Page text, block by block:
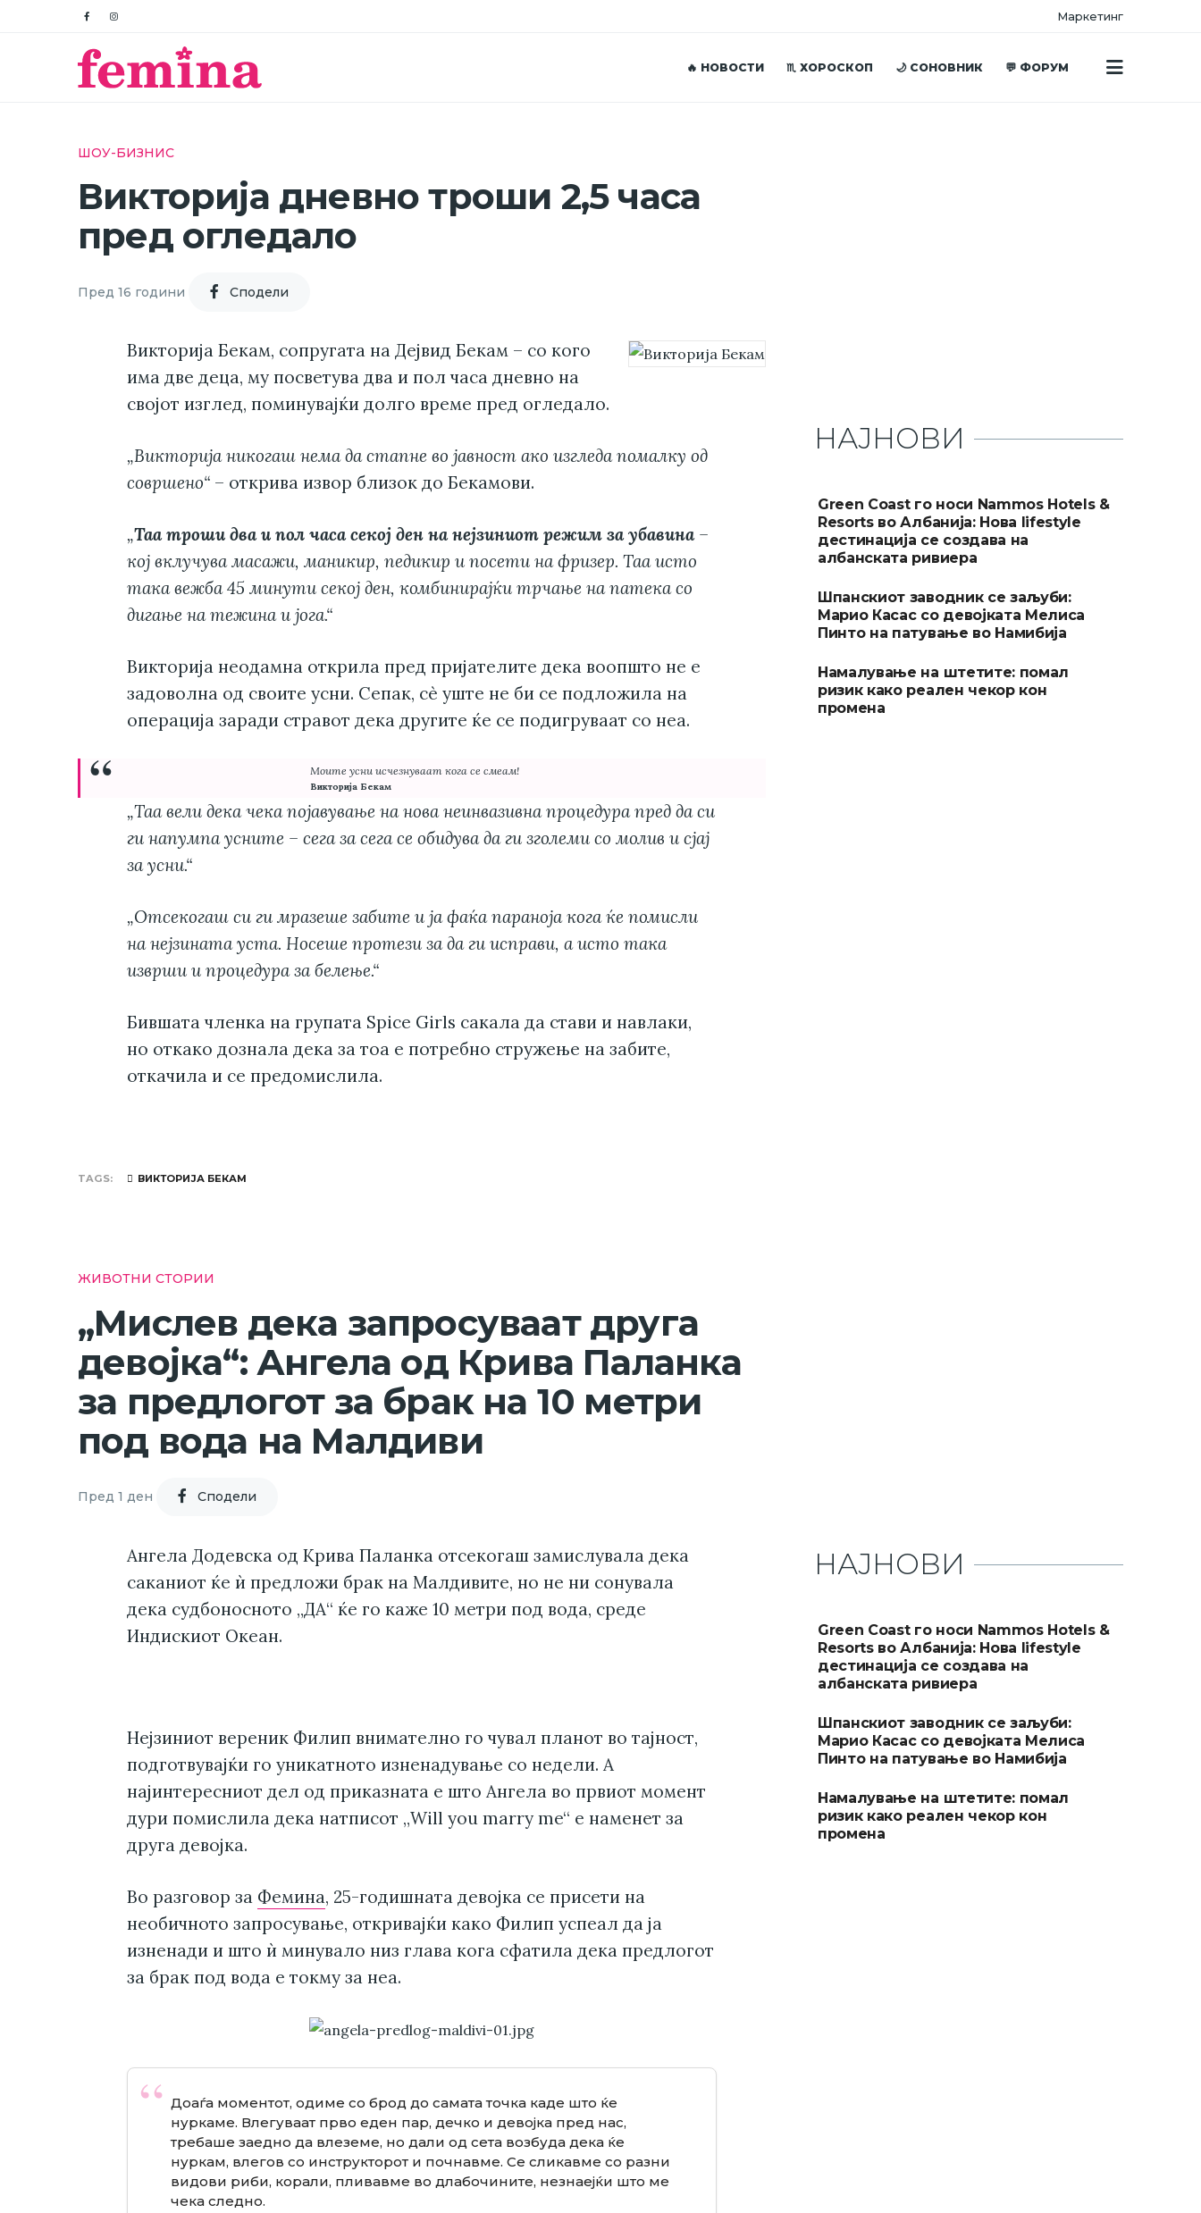
Маркетинг
🔥 НОВОСТИ ♏ ХОРОСКОП 🌙 СОНОВНИК 💬 ФОРУМ
ШОУ-БИЗНИС
Викторија дневно троши 2,5 часа
пред огледало
Пред 16 години Cподели
Викторија Бекам, сопругата на Дејвид Бекам – со кого
има две деца, му посветува два и пол часа дневно на
својот изглед, поминувајќи долго време пред огледало.
„Викторија никогаш нема да стапне во јавност ако изгледа помалку од
совршено“ – открива извор близок до Бекамови.
„Таа троши два и пол часа секој ден на нејзиниот режим за убавина–
кој вклучува масажи, маникир, педикир и посети на фризер. Таа исто
така вежба 45 минути секој ден, комбинирајќи трчање на патека со
дигање на тежина и јога.“
Викторија неодамна открила пред пријателите дека воопшто не е
задоволна од своите усни. Сепак, сè уште не би се подложила на
операција заради стравот дека другите ќе се подигруваат со неа.
“ Моите усни исчезнуваат кога се смеам!
Викторија Бекам
„Таа вели дека чека појавување на нова неинвазивна процедура пред да си
ги напумпа усните – сега за сега се обидува да ги зголеми со молив и сјај
за усни.“
„Отсекогаш си ги мразеше забите и ја фаќа параноја кога ќе помисли
на нејзината уста. Носеше протези за да ги исправи, а исто така
изврши и процедура за белење.“
Бившата членка на групата Spice Girls сакала да стави и навлаки,
но откако дознала дека за тоа е потребно стружење на забите,
откачила и се предомислила.
TAGS ВИКТОРИЈА БЕКАМ
НАЈНОВИ
Green Coast го носи Nammos Hotels &
Resorts во Албанија: Нова lifestyle
дестинација се создава на
албанската ривиера
Шпанскиот заводник се заљуби:
Марио Касас со девојката Мелиса
Пинто на патување во Намибија
Намалување на штетите: помал
ризик како реален чекор кон
промена
ЖИВОТНИ СТОРИИ
„Мислев дека запросуваат друга
девојка“: Ангела од Крива Паланка
за предлогот за брак на 10 метри
под вода на Малдиви
Пред 1 ден Cподели
Ангела Додевска од Крива Паланка отсекогаш замислувала дека
саканиот ќе ѝ предложи брак на Малдивите, но не ни сонувала
дека судбоносното „ДА“ ќе го каже 10 метри под вода, среде
Индискиот Океан.
Нејзиниот вереник Филип внимателно го чувал планот во тајност,
подготвувајќи го уникатното изненадување со недели. А
најинтересниот дел од приказната е што Ангела во првиот момент
дури помислила дека натписот „Will you marry me“ е наменет за
друга девојка.
Во разговор за Фемина, 25-годишната девојка се присети на
необичното запросување, откривајќи како Филип успеал да ја
изненади и што ѝ минувало низ глава кога сфатила дека предлогот
за брак под вода е токму за неа.
Доаѓа моментот, одиме со брод до самата точка каде што ќе
нуркаме. Влегуваат прво еден пар, дечко и девојка пред нас,
требаше заедно да влеземе, но дали од сета возбуда дека ќе
нуркам, влегов со инструкторот и почнавме. Се сликавме со разни
видови риби, корали, пливавме во длабочините, незнаејќи што ме
чека следно.
НАЈНОВИ
Green Coast го носи Nammos Hotels &
Resorts во Албанија: Нова lifestyle
дестинација се создава на
албанската ривиера
Шпанскиот заводник се заљуби:
Марио Касас со девојката Мелиса
Пинто на патување во Намибија
Намалување на штетите: помал
ризик како реален чекор кон
промена